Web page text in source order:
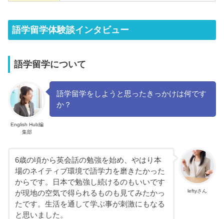
語学留学体験談インタビュー
語学留学について
English Hub編
集部
語学留学をしようと思ったきっかけは何です
か？
leftyさん
6歳の頃から英会話の勉強を始め、やはり本
場のネイティブ環境で語学力を磨きたかった
からです。日本で勉強し続けるのもいいです
が現地の空気で得られるものも見てみたかっ
たです。生活を通して学ぶ事が刺激にもなる
と思いました。